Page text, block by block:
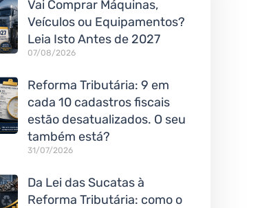
Vai Comprar Máquinas,
Veículos ou Equipamentos?
Leia Isto Antes de 2027
07/08/2026
Reforma Tributária: 9 em
cada 10 cadastros fiscais
estão desatualizados. O seu
também está?
31/07/2026
Da Lei das Sucatas à
Reforma Tributária: como o